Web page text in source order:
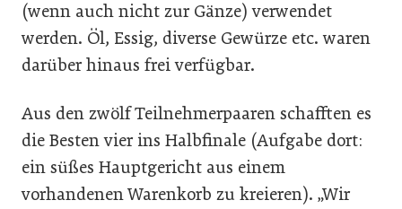
(wenn auch nicht zur Gänze) verwendet
werden. Öl, Essig, diverse Gewürze etc. waren
darüber ­hinaus frei verfügbar.
Aus den zwölf Teilnehmerpaaren schafften es
die Besten vier ins Halbfinale (Aufgabe dort:
ein süßes Hauptgericht aus einem
vorhandenen Warenkorb zu kreieren). „Wir